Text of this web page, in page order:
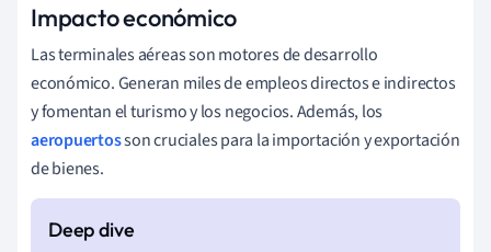
Impacto económico
Las terminales aéreas son motores de desarrollo
económico. Generan miles de empleos directos e indirectos
y fomentan el turismo y los negocios. Además, los
aeropuertosson cruciales para la importación y exportación
de bienes.